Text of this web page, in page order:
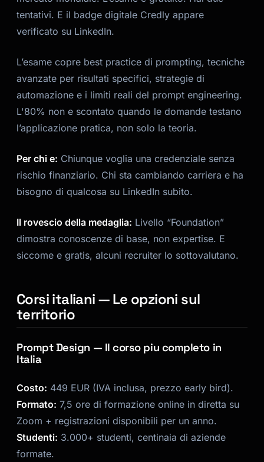
tentativi. E il badge digitale Credly appare
verificato su LinkedIn.
L’esame copre best practice di prompting, tecniche
avanzate per risultati specifici, strategie di
automazione e i limiti reali del prompt engineering.
L'80% non e scontato quando le domande testano
l’applicazione pratica, non solo la teoria.
Per chi e: Chiunque voglia una credenziale senza
rischio finanziario. Chi sta cambiando carriera e ha
bisogno di qualcosa su LinkedIn subito.
Il rovescio della medaglia: Livello “Foundation”
dimostra conoscenze di base, non expertise. E
siccome e gratis, alcuni recruiter lo sottovalutano.
Corsi italiani — Le opzioni sul
territorio
Prompt Design — Il corso piu completo in
Italia
Costo: 449 EUR (IVA inclusa, prezzo early bird).
Formato: 7,5 ore di formazione online in diretta su
Zoom + registrazioni disponibili per un anno.
Studenti: 3.000+ studenti, centinaia di aziende
formate.